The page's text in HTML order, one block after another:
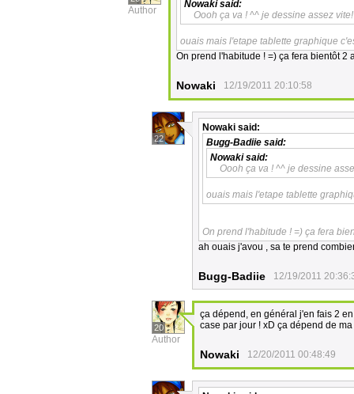
Author
Nowakisaid:
Oooh ça va ! ^^ je dessine assez vite!
ouais mais l'etape tablette graphique
On prend l'habitude ! =) ça fera bientôt 2
Nowaki 12/19/2011 20:10:58
22
Nowaki said:
Bugg-Badiie said:
Nowakisaid:
Oooh ça va ! ^^ je dessine
ouais mais l'etape tablette
On prend l'habitude ! =) ça fera
ah ouais j'avou , sa te prend
Bugg-Badiie 12/19/2011
20
Author
ça dépend, en général j'en fais 2
case par jour ! xD ça dépend de
Nowaki 12/20/2011 00:48:49